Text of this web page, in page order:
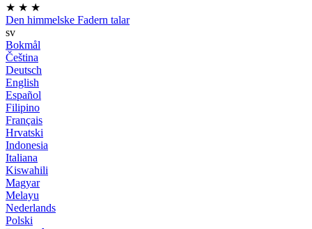
★ ★ ★
Den himmelske Fadern talar
sv
Bokmål
Čeština
Deutsch
English
Español
Filipino
Français
Hrvatski
Indonesia
Italiana
Kiswahili
Magyar
Melayu
Nederlands
Polski